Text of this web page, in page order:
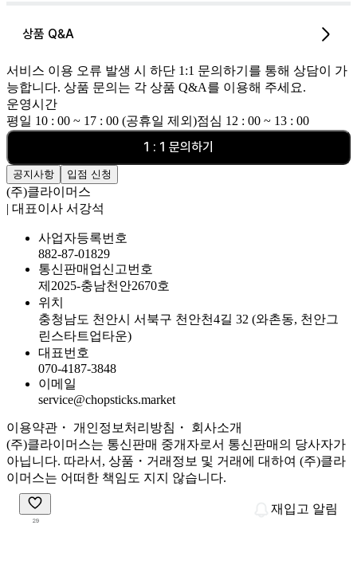
상품 Q&A
서비스 이용 오류 발생 시 하단 1:1 문의하기를 통해 상담이 가
능합니다. 상품 문의는 각 상품 Q&A를 이용해 주세요.
운영시간
평일 10 : 00 ~ 17 : 00 (공휴일 제외)점심 12 : 00 ~ 13 : 00
1 : 1 문의하기
공지사항 입점 신청
(주)클라이머스
| 대표이사 서강석
사업자등록번호
882-87-01829
통신판매업신고번호
제2025-충남천안2670호
위치
충청남도 천안시 서북구 천안천4길 32 (와촌동, 천안그
린스타트업타운)
대표번호
070-4187-3848
이메일
service@chopsticks.market
이용약관 ・ 개인정보처리방침 ・ 회사소개
(주)클라이머스는 통신판매 중개자로서 통신판매의 당사자가
아닙니다. 따라서, 상품・거래정보 및 거래에 대하여 (주)클라
이머스는 어떠한 책임도 지지 않습니다.
29
재입고 알림